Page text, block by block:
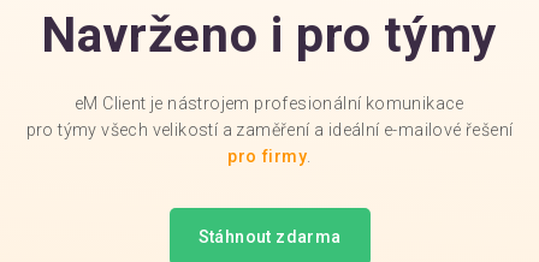
Navrženo i pro týmy
eM Client je nástrojem profesionální komunikace
pro týmy všech velikostí a zaměření a ideální e-mailové řešení
pro firmy
Stáhnout zdarma